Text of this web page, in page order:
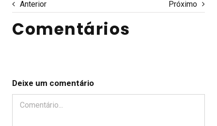
Anterior Próximo
Comentários
Deixe um comentário
Comentário